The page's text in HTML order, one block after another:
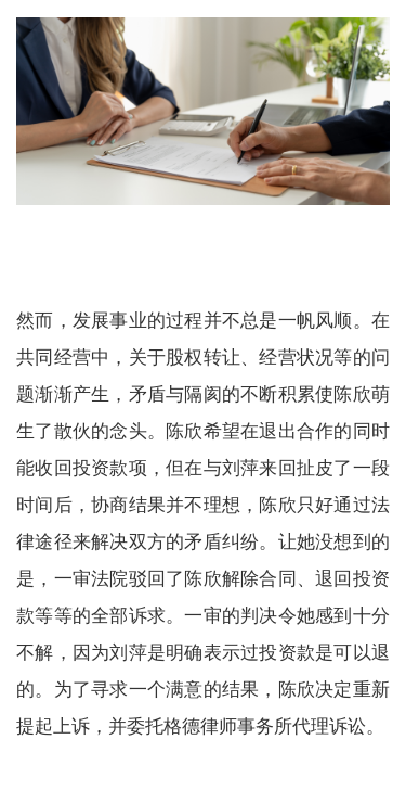
然而，发展事业的过程并不总是一帆风顺。在
共同经营中，关于股权转让、经营状况等的问
题渐渐产生，矛盾与隔阂的不断积累使陈欣萌
生了散伙的念头。陈欣希望在退出合作的同时
能收回投资款项，但在与刘萍来回扯皮了一段
时间后，协商结果并不理想，陈欣只好通过法
律途径来解决双方的矛盾纠纷。让她没想到的
是，一审法院驳回了陈欣解除合同、退回投资
款等等的全部诉求。一审的判决令她感到十分
不解，因为刘萍是明确表示过投资款是可以退
的。为了寻求一个满意的结果，陈欣决定重新
提起上诉，并委托格德律师事务所代理诉讼。